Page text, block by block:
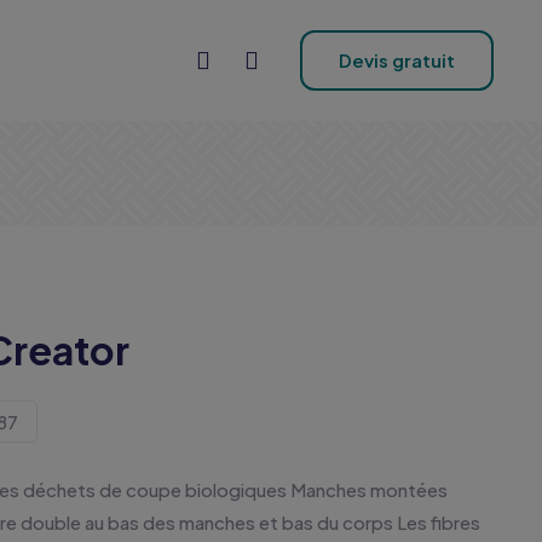
Devis gratuit
déchets de coupe biologiques Manches montées
double au bas des manches et bas du corps Les fibres